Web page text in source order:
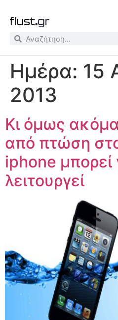
Ημέρα: 15
2013
Κι όμως
από πτώση
iphone μπορεί
λειτουργεί